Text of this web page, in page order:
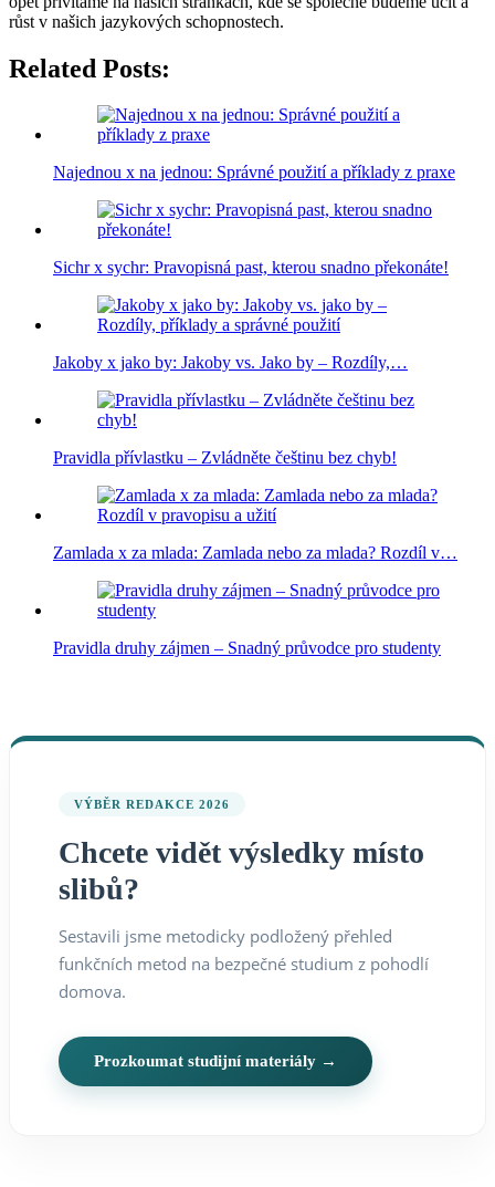
růst v našich jazykových schopnostech.
Related Posts:
Najednou x na jednou: Správné použití a příklady z praxe
Sichr x sychr: Pravopisná past, kterou snadno překonáte!
Jakoby x jako by: Jakoby vs. Jako by – Rozdíly,…
Pravidla přívlastku – Zvládněte češtinu bez chyb!
Zamlada x za mlada: Zamlada nebo za mlada? Rozdíl v…
Pravidla druhy zájmen – Snadný průvodce pro studenty
VÝBĚR REDAKCE 2026
Chcete vidět výsledky místo
slibů?
Sestavili jsme metodicky podložený přehled
funkčních metod na bezpečné studium z pohodlí
domova.
Prozkoumat studijní materiály →